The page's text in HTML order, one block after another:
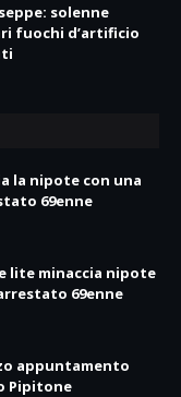
solenne
fuochi d’artificio
la nipote con una
69enne
lite minaccia nipote
69enne
appuntamento
Pipitone